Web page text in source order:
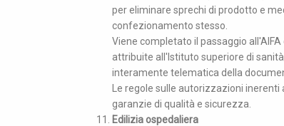
per eliminare sprechi di prodotto e
confezionamento stesso.
Viene completato il passaggio
attribuite all'Istituto superiore di
interamente telematica della
Le regole sulle autorizzazioni
garanzie di qualità e sicurezza.
Edilizia ospedaliera